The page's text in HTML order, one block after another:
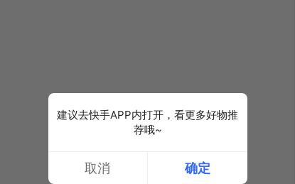
建议去快手APP内打开，看更多好物推
荐哦~
取消 确定